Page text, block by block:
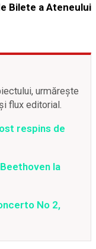
Bilete a Ateneului
urmărește
flux editorial.
respins de
la
No 2,